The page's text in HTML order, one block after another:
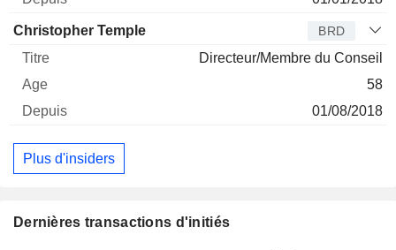
Christopher Temple BRD
Directeur/Membre du Conseil
58
01/08/2018
Plus d'insiders
Dernières transactions d'initiés